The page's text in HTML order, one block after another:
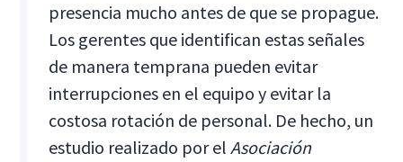
presencia mucho antes de que se propague.
Los gerentes que identifican estas señales
de manera temprana pueden evitar
interrupciones en el equipo y evitar la
costosa rotación de personal. De hecho, un
estudio realizado por elAsociación